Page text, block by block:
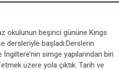
okulunun beşinci gününe Kings
dersleriyle başladı.Derslerin
simge yapılarından biri
üzere yola çıktık. Tarih ve